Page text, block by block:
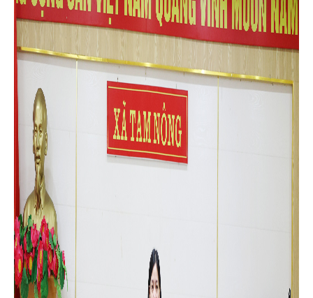
UBMTTQ Việt Nam xã Tam Nông, cùng các đồng chí là thành
viên Ban Tổ chức; lãnh đạo Mặt trận Tổ quốc xã đồng thời là
Trưởng các tổ chức chính trị - xã hội (Hội Nông dân, Hội Cựu
chiến binh, Hội LHPN, Đoàn Thanh niên); lãnh đạo các phòng
chuyên môn Phòng Văn hóa - Xã hội, Phòng Kinh tế, Văn phòng
HĐND & UBND, Trung tâm Dịch vụ sự nghiệp công, Công an xã,
Ban Chỉ huy Quân sự xã, Trạm Y tế xã cùng các đồng chí
Trưởng thôn trên địa bàn.